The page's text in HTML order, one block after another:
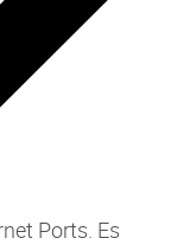
Ports. Es